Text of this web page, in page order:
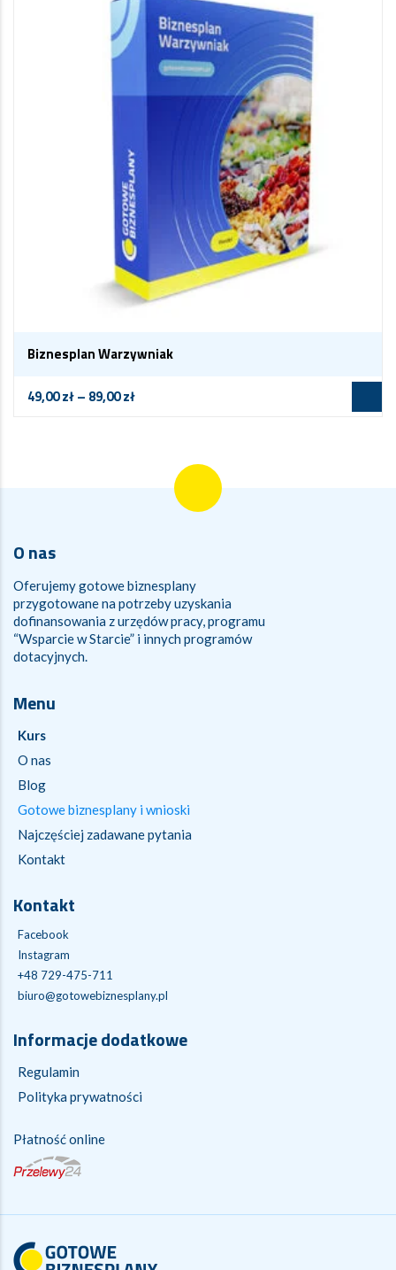
Biznesplan Warzywniak
49,00zł– 89,00zł
O nas
Oferujemy gotowe biznesplany
przygotowane na potrzeby uzyskania
dofinansowania z urzędów pracy, programu
“Wsparcie w Starcie” i innych programów
dotacyjnych.
Menu
Kurs
O nas
Blog
Gotowe biznesplany i wnioski
Najczęściej zadawane pytania
Kontakt
Kontakt
Facebook
Instagram
+48 729-475-711
biuro@gotowebiznesplany.pl
Informacje dodatkowe
Regulamin
Polityka prywatności
Płatność online